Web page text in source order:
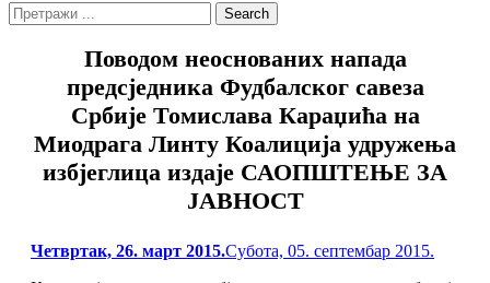
Search
Search
for:
Поводом неоснованих напада
предсједника Фудбалског савеза
Србије Томислава Караџића на
Миодрага Линту Коалиција удружења
избјеглица издаје САОПШТЕЊЕ ЗА
ЈАВНОСТ
Posted
Четвртак, 26. март 2015.Субота, 05. септембар 2015.